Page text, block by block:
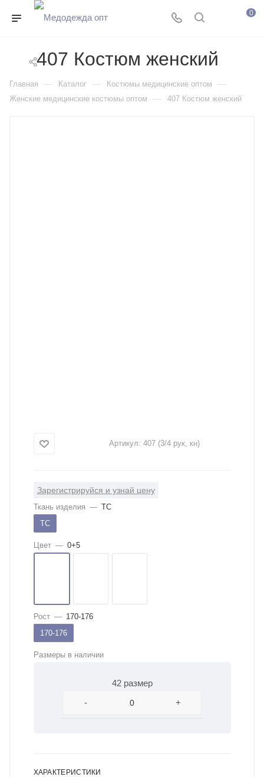
0
407 Костюм женский
Главная — Каталог — Костюмы медицинские оптом —
Женские медицинские костюмы оптом — 407 Костюм женский
Артикул: 407 (3/4 рук, кн)
Зарегистрируйся и узнай цену
Ткань изделия — ТС
ТС
Цвет — 0+5
Рост — 170-176
170-176
Размеры в наличии
42 размер
-
+
ХАРАКТЕРИСТИКИ